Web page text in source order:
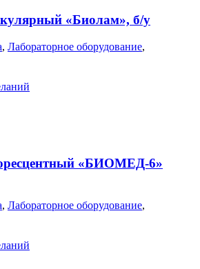
«Биолам», б/у
, Лабораторное оборудование,
«БИОМЕД-6»
, Лабораторное оборудование,